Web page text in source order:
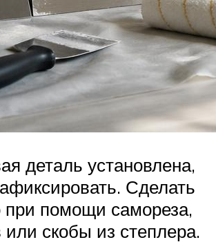
деталь установлена,
Сделать
при помощи самореза,
скобы из степлера.